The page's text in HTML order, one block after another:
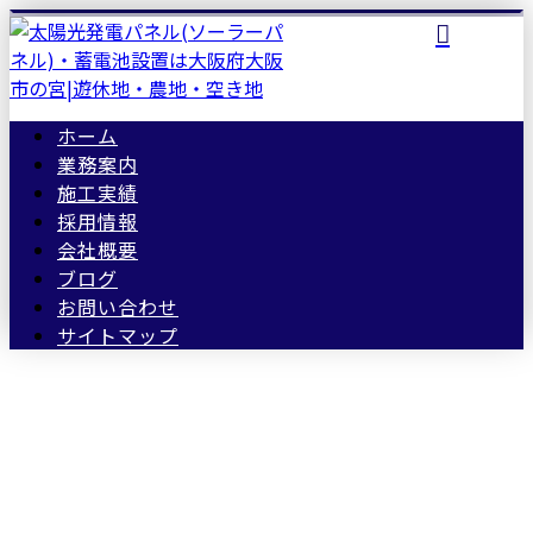
ホーム
業務案内
施工実績
採用情報
会社概要
ブログ
お問い合わせ
サイトマップ